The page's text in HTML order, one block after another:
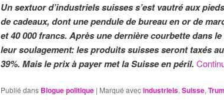
Un sextuor d’industriels suisses s’est vautré aux
de cadeaux, dont une pendule de bureau en or de
et 40 000 francs. Après une dernière courbette dans
leur soulagement: les produits suisses seront taxés
39%. Mais le prix à payer met la Suisse en péril.
Publié dans Blogue politique | Marqué avecindustriels,Suisse,